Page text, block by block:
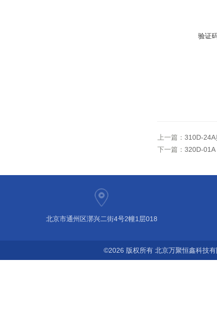
验证
上一篇： 310D-
下一篇： 320D-01A
北京市通州区漷兴二街4号2幢1层018
©2026 版权所有 北京万聚恒鑫科技